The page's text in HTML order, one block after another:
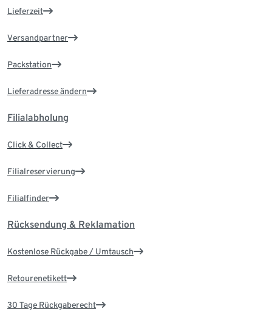
Lieferzeit
Versandpartner
Packstation
Lieferadresse ändern
Filialabholung
Click & Collect
Filialreservierung
Filialfinder
Rücksendung & Reklamation
Kostenlose Rückgabe / Umtausch
Retourenetikett
30 Tage Rückgaberecht